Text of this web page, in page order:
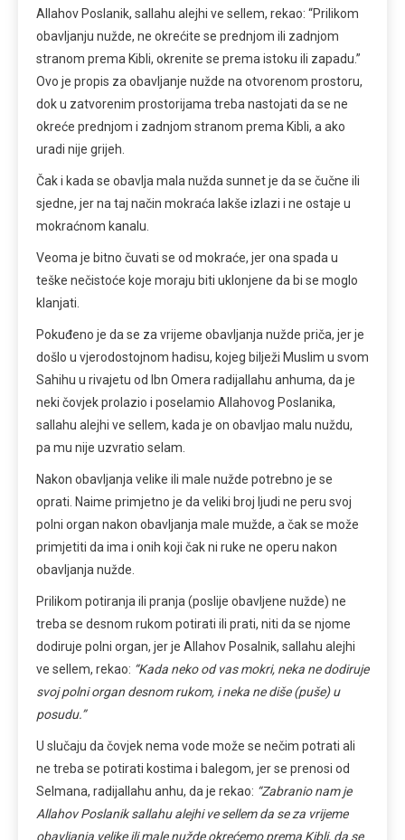
Allahov Poslanik, sallahu alejhi ve sellem, rekao: “Prilikom
obavljanju nužde, ne okrećite se prednjom ili zadnjom
stranom prema Kibli, okrenite se prema istoku ili zapadu.”
Ovo je propis za obavljanje nužde na otvorenom prostoru,
dok u zatvorenim prostorijama treba nastojati da se ne
okreće prednjom i zadnjom stranom prema Kibli, a ako
uradi nije grijeh.
Čak i kada se obavlja mala nužda sunnet je da se čučne ili
sjedne, jer na taj način mokraća lakše izlazi i ne ostaje u
mokraćnom kanalu.
Veoma je bitno čuvati se od mokraće, jer ona spada u
teške nečistoće koje moraju biti uklonjene da bi se moglo
klanjati.
Pokuđeno je da se za vrijeme obavljanja nužde priča, jer je
došlo u vjerodostojnom hadisu, kojeg bilježi Muslim u svom
Sahihu u rivajetu od Ibn Omera radijallahu anhuma, da je
neki čovjek prolazio i poselamio Allahovog Poslanika,
sallahu alejhi ve sellem, kada je on obavljao malu nuždu,
pa mu nije uzvratio selam.
Nakon obavljanja velike ili male nužde potrebno je se
oprati. Naime primjetno je da veliki broj ljudi ne peru svoj
polni organ nakon obavljanja male mužde, a čak se može
primjetiti da ima i onih koji čak ni ruke ne operu nakon
obavljanja nužde.
Prilikom potiranja ili pranja (poslije obavljene nužde) ne
treba se desnom rukom potirati ili prati, niti da se njome
dodiruje polni organ, jer je Allahov Posalnik, sallahu alejhi
ve sellem, rekao: “Kada neko od vas mokri, neka ne dodiruje
svoj polni organ desnom rukom, i neka ne diše (puše) u
posudu.”
U slučaju da čovjek nema vode može se nečim potrati ali
ne treba se potirati kostima i balegom, jer se prenosi od
Selmana, radijallahu anhu, da je rekao: “Zabranio nam je
Allahov Poslanik sallahu alejhi ve sellem da se za vrijeme
obavljanja velike ili male nužde okrećemo prema Kibli, da se